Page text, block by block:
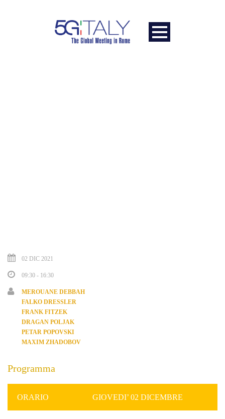
02 DIC 2021
09:30 - 16:30
MEROUANE DEBBAH
FALKO DRESSLER
FRANK FITZEK
DRAGAN POLJAK
PETAR POPOVSKI
MAXIM ZHADOBOV
Programma
ORARIO GIOVEDI’ 02 DICEMBRE